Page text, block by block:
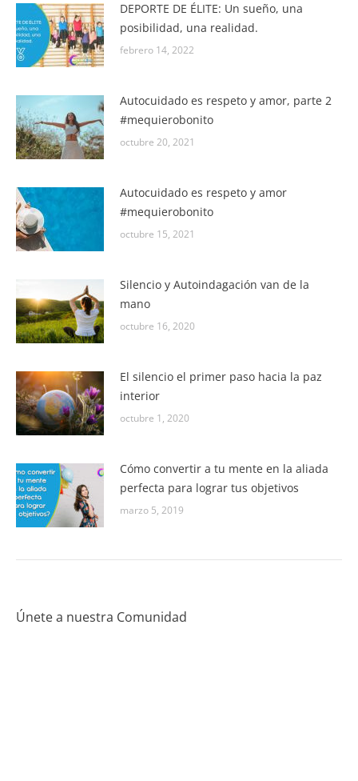
DEPORTE DE ÉLITE: Un sueño, una
posibilidad, una realidad.
febrero 14, 2022
Autocuidado es respeto y amor, parte 2
#mequierobonito
octubre 20, 2021
Autocuidado es respeto y amor
#mequierobonito
octubre 15, 2021
Silencio y Autoindagación van de la
mano
octubre 16, 2020
El silencio el primer paso hacia la paz
interior
octubre 1, 2020
Cómo convertir a tu mente en la aliada
perfecta para lograr tus objetivos
marzo 5, 2019
Únete a nuestra Comunidad